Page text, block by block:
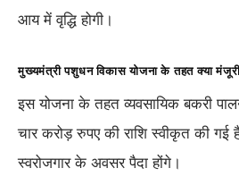
आय में वृद्धि होगी।
मुख्यमंत्री पशुधन विकास योजना के तहत क्या
इस योजना के तहत व्यवसायिक बकरी
चार करोड़ रुपए की राशि स्वीकृत की गई
स्वरोजगार के अवसर पैदा होंगे।